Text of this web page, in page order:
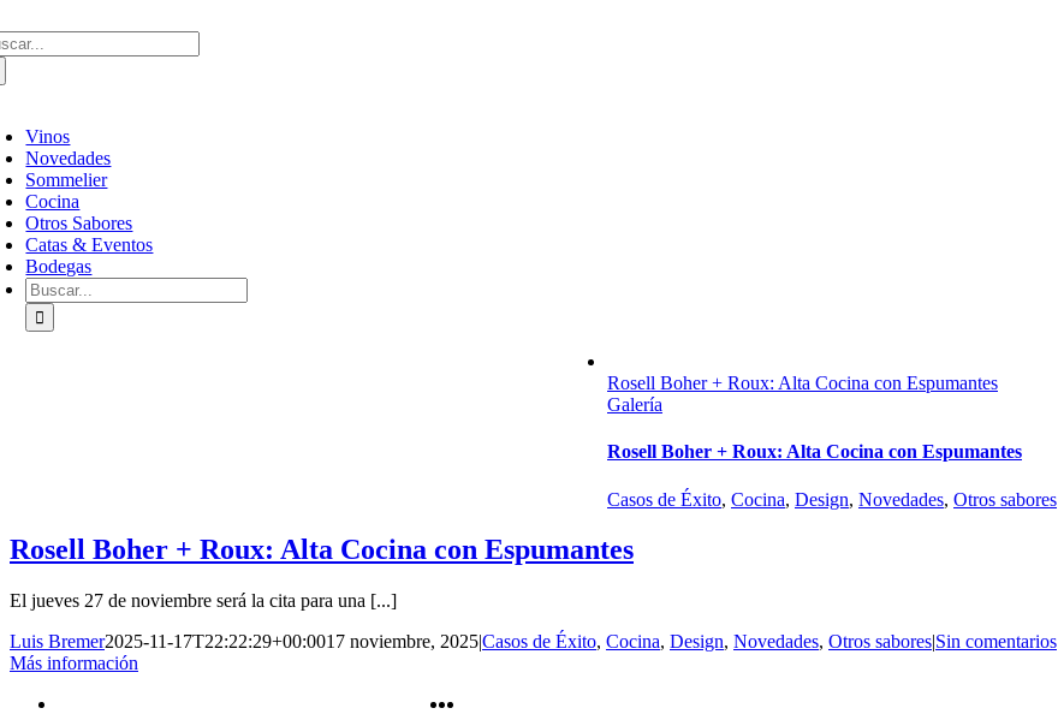
al
contenido
Vinos
Novedades
Sommelier
Cocina
Otros Sabores
Catas & Eventos
Bodegas
Buscar:
Rosell Boher + Roux: Alta Cocina con Espumantes
Galería
Rosell Boher + Roux: Alta Cocina con Espumantes
Casos de Éxito, Cocina, Design, Novedades, Otros sabores
Rosell Boher + Roux: Alta Cocina con Espumantes
El jueves 27 de noviembre será la cita para una [...]
Luis Bremer2025-11-17T22:22:29+00:0017 noviembre, 2025|Casos de Éxito, Cocina, Design, Novedades, Otros sabores|Sin comentarios
Más información